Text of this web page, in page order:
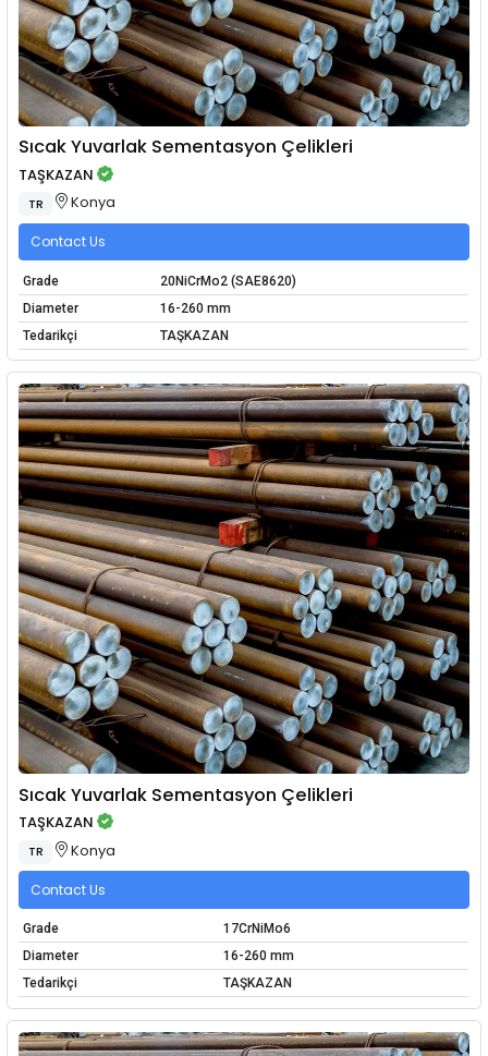
Sıcak Yuvarlak Sementasyon Çelikleri
TAŞKAZAN
TR Konya
Contact Us
Grade
20NiCrMo2 (SAE8620)
Diameter
16-260 mm
Tedarikçi
TAŞKAZAN
Sıcak Yuvarlak Sementasyon Çelikleri
TAŞKAZAN
TR Konya
Contact Us
Grade
17CrNiMo6
Diameter
16-260 mm
Tedarikçi
TAŞKAZAN